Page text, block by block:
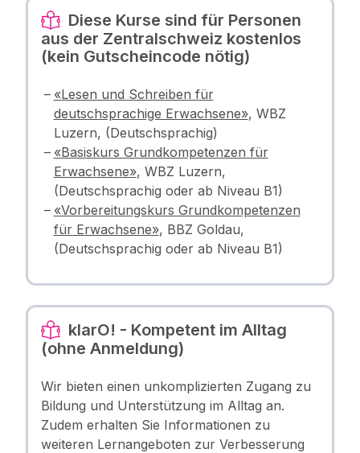
Diese Kurse sind für Personen
aus der Zentralschweiz kostenlos
(kein Gutscheincode nötig)
«Lesen und Schreiben für
deutschsprachige Erwachsene», WBZ
Luzern, (Deutschsprachig)
«Basiskurs Grundkompetenzen für
Erwachsene», WBZ Luzern,
(Deutschsprachig oder ab Niveau B1)
«Vorbereitungskurs Grundkompetenzen
für Erwachsene», BBZ Goldau,
(Deutschsprachig oder ab Niveau B1)
klarO! - Kompetent im Alltag
(ohne Anmeldung)
Wir bieten einen unkomplizierten Zugang zu
Bildung und Unterstützung im Alltag an.
Zudem erhalten Sie Informationen zu
weiteren Lernangeboten zur Verbesserung